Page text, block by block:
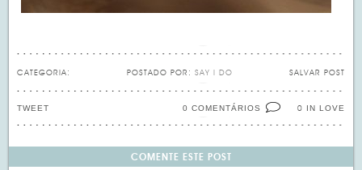
CATEGORIA: SALVAR POST
POSTADO POR: SAY I DO
0 IN LOVE
0 COMENTÁRIOS
TWEET
COMENTE ESTE POST